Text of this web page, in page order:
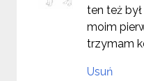
ten też był
moim
trzymam
Usuń